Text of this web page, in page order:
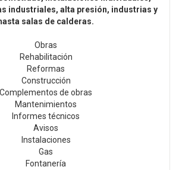
industriales, alta presión, industrias y
hasta salas de calderas.
Obras
Rehabilitación
Reformas
Construcción
Complementos de obras
Mantenimientos
Informes técnicos
Avisos
Instalaciones
Gas
Fontanería